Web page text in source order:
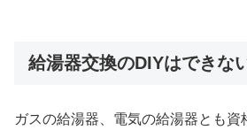
給湯器交換のDIYはできない
ガスの給湯器、電気の給湯器とも資